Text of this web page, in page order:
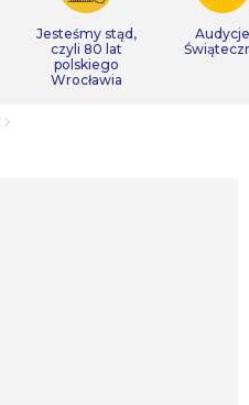
Jesteśmy stąd,
czyli 80 lat
polskiego
Wrocławia
Audycje